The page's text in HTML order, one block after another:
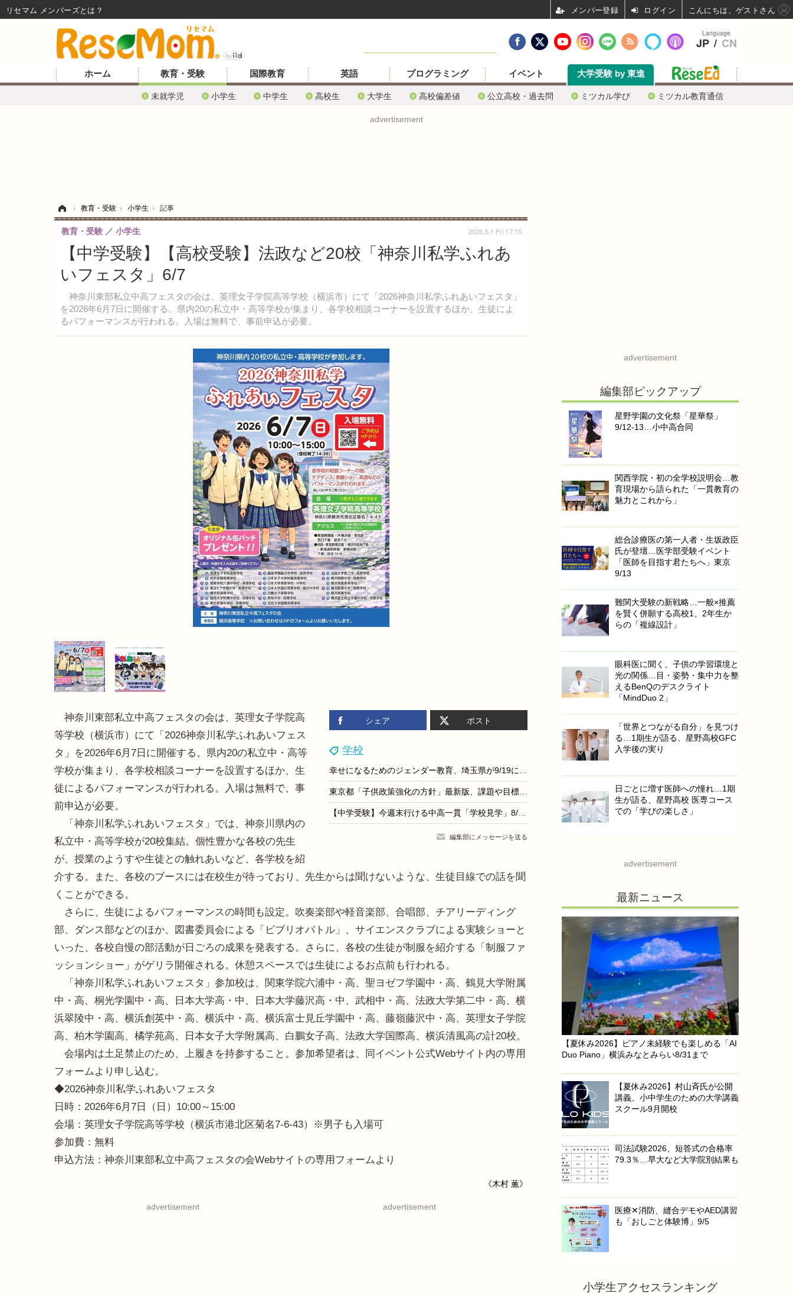
ホーム 教育・受験
未就学児 小学生 中学生 高校生 大学生 高校偏差値 公立高校・過去問 ミツカル学び ミツカル教育通信
国際教育 英語 プログラミング イベント 大学受験 by 東進
advertisement
› 教育・受験 › 小学生 › 記事
【中学受験】【高校受験】法政など20校「神奈川私学ふれあ
いフェスタ」6/7
神奈川東部私立中高フェスタの会は、英理女子学院高等学校（横浜市）にて「2026神奈川私学ふれあいフェスタ」
を2026年6月7日に開催する。県内20の私立中・高等学校が集まり、各学校相談コーナーを設置するほか、生徒によ
るパフォーマンスが行われる。入場は無料で、事前申込が必要。
教育・受験 小学生 2026.5.1 Fri 17:15
シェア ポスト
学校
幸せになるためのジェンダー教育、埼玉県が9/19に講演会
東京都「子供政策強化の方針」最新版、課題や目標値など
【中学受験】今週末行ける中高一貫「学校見学」8/8…桜蔭、品川女子など10校
編集部にメッセージを送る
神奈川東部私立中高フェスタの会は、英理女子学院高
等学校（横浜市）にて「2026神奈川私学ふれあいフェス
タ」を2026年6月7日に開催する。県内20の私立中・高等
学校が集まり、各学校相談コーナーを設置するほか、生
徒によるパフォーマンスが行われる。入場は無料で、事
前申込が必要。
「神奈川私学ふれあいフェスタ」では、神奈川県内の
私立中・高等学校が20校集結。個性豊かな各校の先生
が、授業のようすや生徒との触れあいなど、各学校を紹
介する。また、各校のブースには在校生が待っており、先生からは聞けないような、生徒目線での話を聞
くことができる。
さらに、生徒によるパフォーマンスの時間も設定。吹奏楽部や軽音楽部、合唱部、チアリーディング
部、ダンス部などのほか、図書委員会による「ビブリオバトル」、サイエンスクラブによる実験ショーと
いった、各校自慢の部活動が日ごろの成果を発表する。さらに、各校の生徒が制服を紹介する「制服ファ
ッションショー」がゲリラ開催される。休憩スペースでは生徒によるお点前も行われる。
「神奈川私学ふれあいフェスタ」参加校は、関東学院六浦中・高、聖ヨゼフ学園中・高、鶴見大学附属
中・高、桐光学園中・高、日本大学高・中、日本大学藤沢高・中、武相中・高、法政大学第二中・高、横
浜翠陵中・高、横浜創英中・高、横浜中・高、横浜富士見丘学園中・高、藤嶺藤沢中・高、英理女子学院
高、柏木学園高、橘学苑高、日本女子大学附属高、白鵬女子高、法政大学国際高、横浜清風高の計20校。
会場内は土足禁止のため、上履きを持参すること。参加希望者は、同イベント公式Webサイト内の専用
フォームより申し込む。
◆2026神奈川私学ふれあいフェスタ
日時：2026年6月7日（日）10:00～15:00
会場：英理女子学院高等学校（横浜市港北区菊名7-6-43）※男子も入場可
参加費：無料
申込方法：神奈川東部私立中高フェスタの会Webサイトの専用フォームより
《木村 薫》
advertisement advertisement
advertisement
編集部ピックアップ
星野学園の文化祭「星華祭」
9/12-13…小中高合同
関西学院・初の全学校説明会…教
育現場から語られた「一貫教育の
魅力とこれから」
総合診療医の第一人者・生坂政臣
氏が登壇…医学部受験イベント
「医師を目指す君たちへ」東京
9/13
難関大受験の新戦略…一般×推薦
を賢く併願する高校1、2年生か
らの「複線設計」
眼科医に聞く、子供の学習環境と
光の関係…目・姿勢・集中力を整
えるBenQのデスクライト
「MindDuo 2」
「世界とつながる自分」を見つけ
る…1期生が語る、星野高校GFC
入学後の実り
日ごとに増す医師への憧れ…1期
生が語る、星野高校 医専コース
での「学びの楽しさ」
advertisement
最新ニュース
【夏休み2026】ピアノ未経験でも楽しめる「AI
Duo Piano」横浜みなとみらい8/31まで
【夏休み2026】村山斉氏が公開
講義、小中学生のための大学講義
スクール9月開校
司法試験2026、短答式の合格率
79.3％…早大など大学院別結果も
医療✕消防、縫合デモやAED講習
も「おしごと体験博」9/5
小学生アクセスランキング
Language
JP / CN
リセマム メンバーズ ログイン こんにちは、ゲストさん